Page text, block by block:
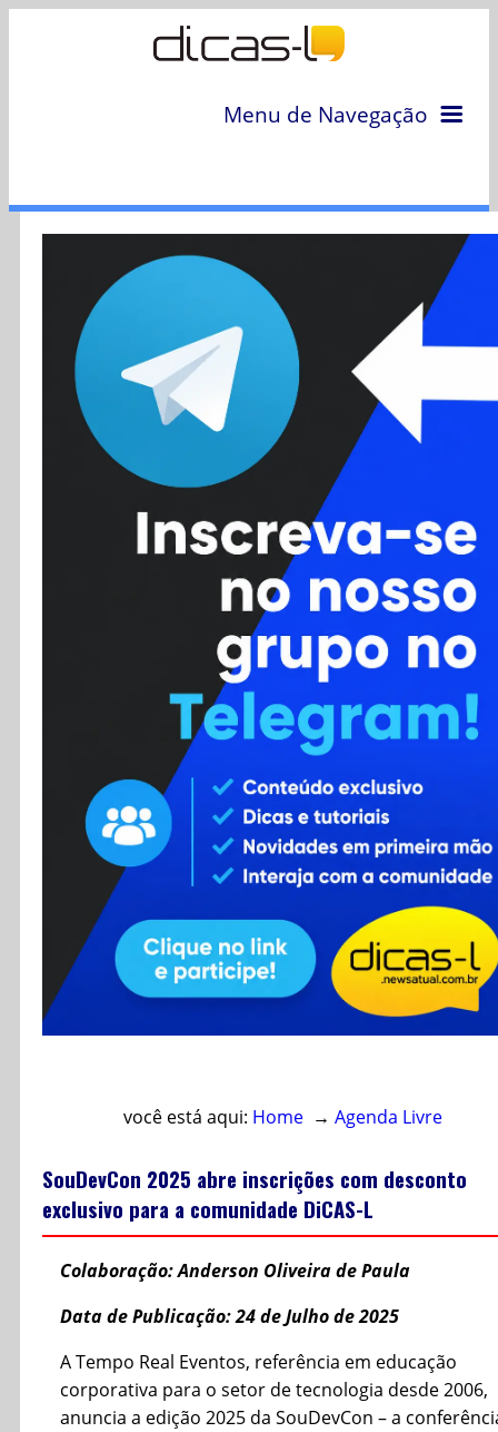
Menu de Navegação
Colunas
Colaboradores
Cursos
Enviar Dica
Contato
RSS
você está aqui: Home→ Agenda Livre
SouDevCon 2025 abre inscrições com desconto
exclusivo para a comunidade DiCAS-L
Colaboração: Anderson Oliveira de Paula
Data de Publicação: 24 de Julho de 2025
A Tempo Real Eventos, referência em educação
corporativa para o setor de tecnologia desde 2006,
anuncia a edição 2025 da SouDevCon – a